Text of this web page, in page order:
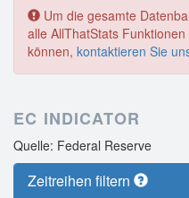
Um die gesamte
alle AllThatStats
können, kontaktieren Sie
EC INDICATOR
Quelle: Federal Reserve
Zeitreihen filtern